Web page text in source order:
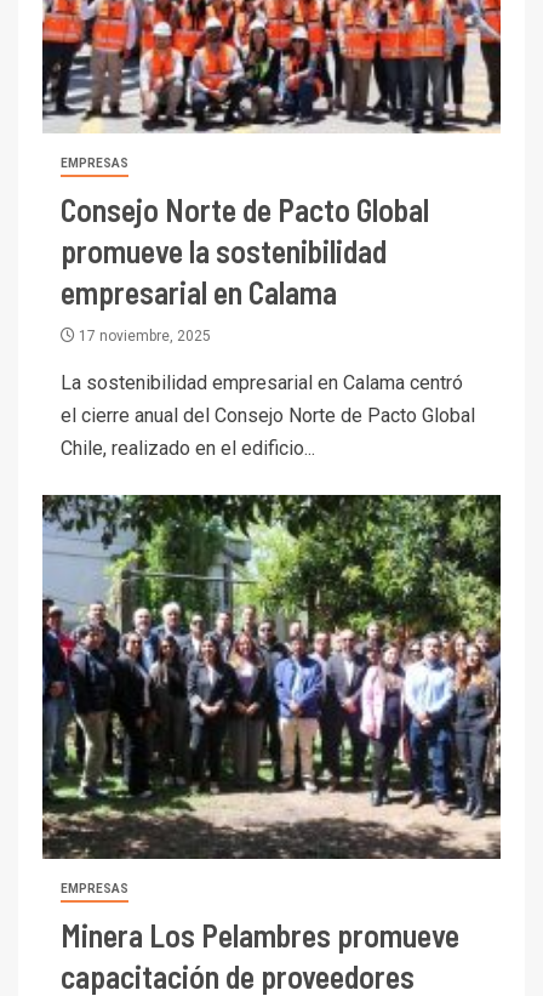
EMPRESAS
Consejo Norte de Pacto Global
promueve la sostenibilidad
empresarial en Calama
17 noviembre, 2025
La sostenibilidad empresarial en Calama centró
el cierre anual del Consejo Norte de Pacto Global
Chile, realizado en el edificio...
EMPRESAS
Minera Los Pelambres promueve
capacitación de proveedores